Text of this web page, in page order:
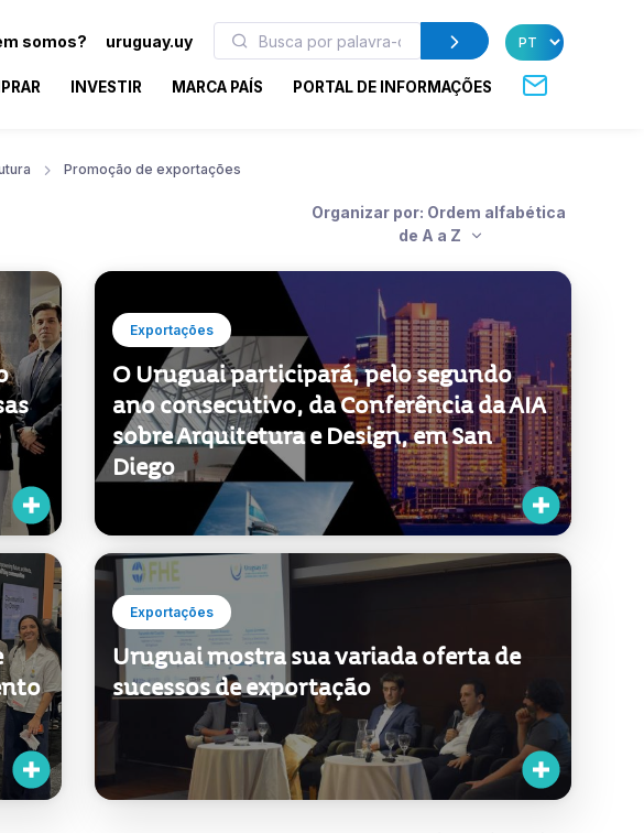
somos? uruguay.uy
INVESTIR MARCA PAÍS PORTAL DE INFORMAÇÕES
Promoção de exportações
Organizar por: Ordem alfabética
de A a Z
Exportações
O Uruguai participará, pelo segundo
ano consecutivo, da Conferência da AIA
sobre Arquitetura e Design, em San
Diego
Exportações
Uruguai mostra sua variada oferta de
sucessos de exportação